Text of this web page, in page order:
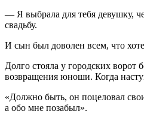
— Я выбрала для тебя девушку,
свадьбу.
И сын был доволен всем, что
Долго стояла у городских ворот
возвращения юноши. Когда
«Должно быть, он поцеловал
а обо мне позабыл».